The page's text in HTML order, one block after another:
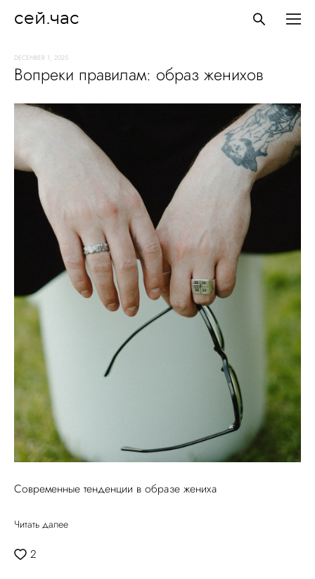
сей.час
DECEMBER 1, 2025
Вопреки правилам: образ женихов
Современные тенденции в образе жениха
Читать далее
2